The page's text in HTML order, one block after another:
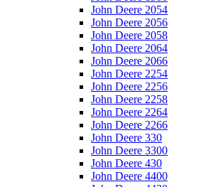
John Deere 2054
John Deere 2056
John Deere 2058
John Deere 2064
John Deere 2066
John Deere 2254
John Deere 2256
John Deere 2258
John Deere 2264
John Deere 2266
John Deere 330
John Deere 3300
John Deere 430
John Deere 4400